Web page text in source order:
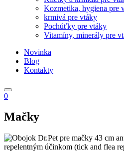
Kozmetika, hygiena pre
krmivá pre vtáky
Pochúťky pre vtáky
Vitamíny, minerály pre
Novinka
Blog
Kontakty
0
Mačky